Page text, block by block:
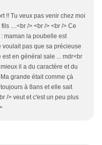
!! Tu veux pas venir chez moi
....<br /> <br /> <br /> Ce
maman la poubelle est
pas que sa précieuse
en général sale ... mdr<br
il a du caractère et du
grande était comme çà
à 8ans et elle sait
/> veut et c'est un peu plus